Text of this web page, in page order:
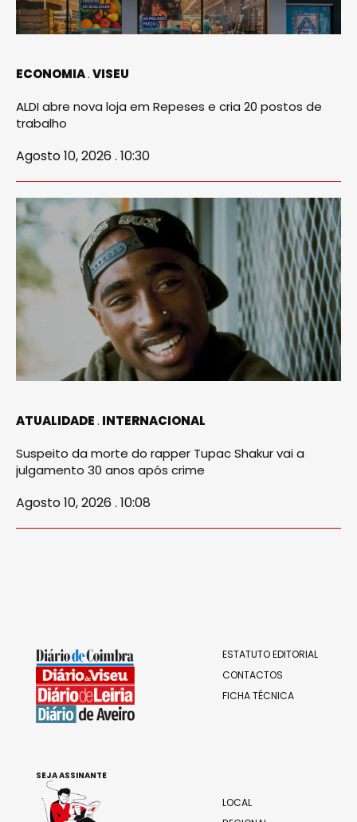
ECONOMIA VISEU
ALDI abre nova loja em Repeses e cria 20 postos de
trabalho
Agosto 10, 2026 . 10:30
ATUALIDADE INTERNACIONAL
Suspeito da morte do rapper Tupac Shakur vai a
julgamento 30 anos após crime
Agosto 10, 2026 . 10:08
ESTATUTO EDITORIAL
CONTACTOS
FICHA TÉCNICA
LOCAL
SEJA ASSINANTE